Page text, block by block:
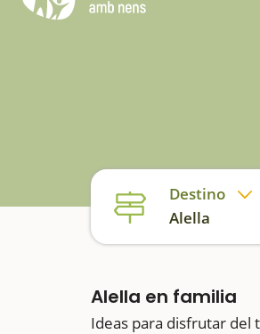
Destino
Alella
Alella en familia
Ideas para disfrutar del